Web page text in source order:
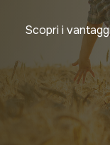
Scopri i